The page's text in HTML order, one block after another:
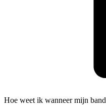
Hoe weet ik wanneer mijn